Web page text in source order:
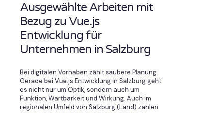
Ausgewählte Arbeiten mit
Bezug zu Vue.js
Entwicklung für
Unternehmen in Salzburg
Bei digitalen Vorhaben zählt saubere Planung.
Gerade bei Vue.js Entwicklung in Salzburg geht
es nicht nur um Optik, sondern auch um
Funktion, Wartbarkeit und Wirkung. Auch im
regionalen Umfeld von Salzburg (Land) zählen